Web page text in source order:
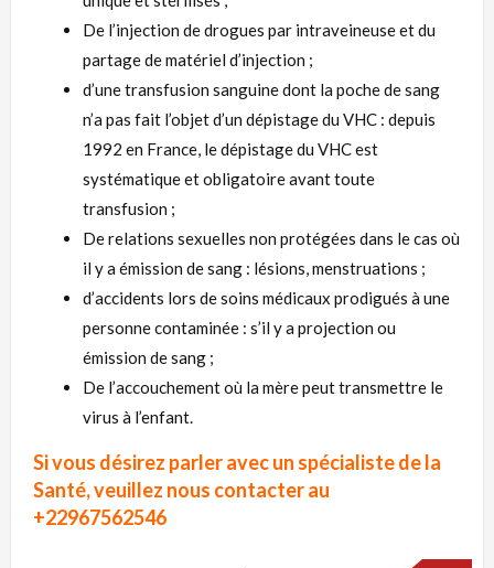
De l’injection de drogues par intraveineuse et du
partage de matériel d’injection ;
d’une transfusion sanguine dont la poche de sang
n’a pas fait l’objet d’un dépistage du VHC : depuis
1992 en France, le dépistage du VHC est
systématique et obligatoire avant toute
transfusion ;
De relations sexuelles non protégées dans le cas où
il y a émission de sang : lésions, menstruations ;
d’accidents lors de soins médicaux prodigués à une
personne contaminée : s’il y a projection ou
émission de sang ;
De l’accouchement où la mère peut transmettre le
virus à l’enfant.
Si vous désirez parler avec un spécialiste de la
Santé, veuillez nous contacter au
+22967562546